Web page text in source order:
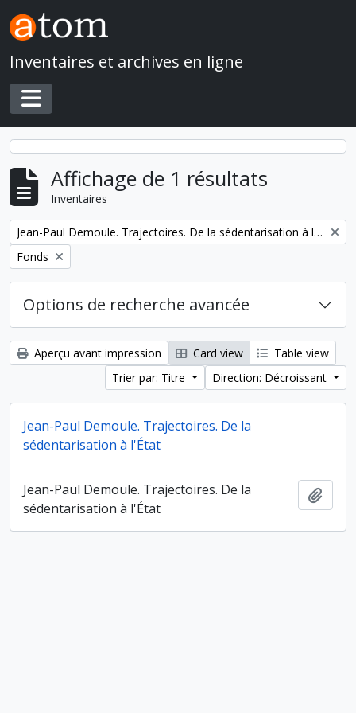
Skip to main content
Inventaires et archives en ligne
Toggle navigation
Affichage de 1 résultats
Inventaires
Remove filter:
Jean-Paul Demoule. Trajectoires. De la sédentarisation à l'État
Remove filter:
Fonds
Options de recherche avancée
Aperçu avant impression Card view
Table view
Trier par: Titre
Direction: Décroissant
Jean-Paul Demoule. Trajectoires. De la
sédentarisation à l'État
Jean-Paul Demoule. Trajectoires. De la
sédentarisation à l'État